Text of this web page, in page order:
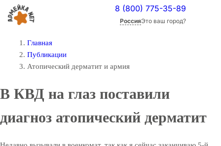
8 (800) 775-35-89
РоссияЭто ваш город?
Главная
Публикации
Атопический дерматит и армия
В КВД на глаз поставили
диагноз атопический дерматит